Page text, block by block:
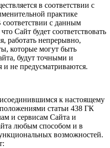
в соответствии с
практике
с данным
Сайт будет соответствовать
работать непрерывно,
которые могут быть
будут точными и
не предусматриваются.
к настоящему
статьи 438 ГК
и сервисам Сайта и
любым способом и в
возможностей.